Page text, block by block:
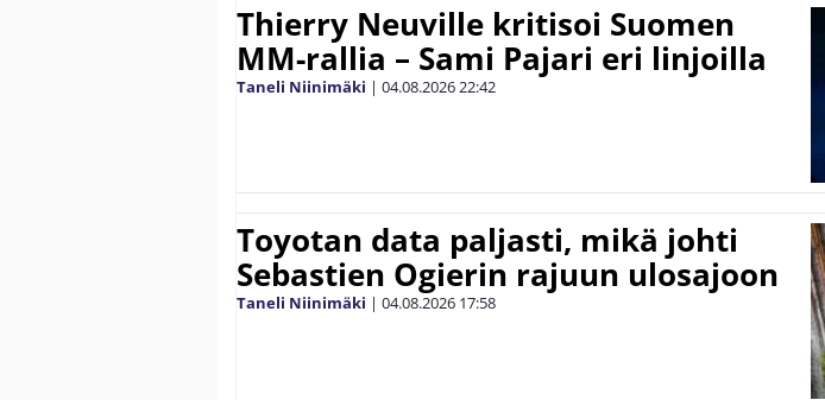
Thierry Neuville kritisoi Suomen
MM-rallia – Sami Pajari eri linjoilla
Taneli Niinimäki | 04.08.202622:42
Toyotan data paljasti, mikä johti
Sebastien Ogierin rajuun ulosajoon
Taneli Niinimäki | 04.08.2026 17:58